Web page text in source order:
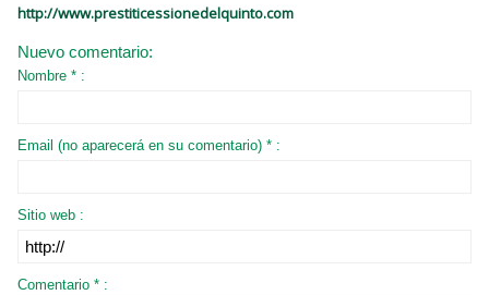
http://www.prestiticessionedelquinto.com
Nuevo comentario:
Nombre * :
Email (no aparecerá en su comentario) * :
Sitio web :
Comentario * :